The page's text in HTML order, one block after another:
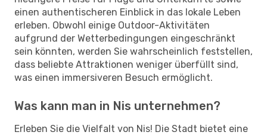
einen authentischeren Einblick in das lokale Leben
erleben. Obwohl einige Outdoor-Aktivitäten
aufgrund der Wetterbedingungen eingeschränkt
sein könnten, werden Sie wahrscheinlich feststellen,
dass beliebte Attraktionen weniger überfüllt sind,
was einen immersiveren Besuch ermöglicht.
Was kann man in Nis unternehmen?
Erleben Sie die Vielfalt von Nis! Die Stadt bietet eine